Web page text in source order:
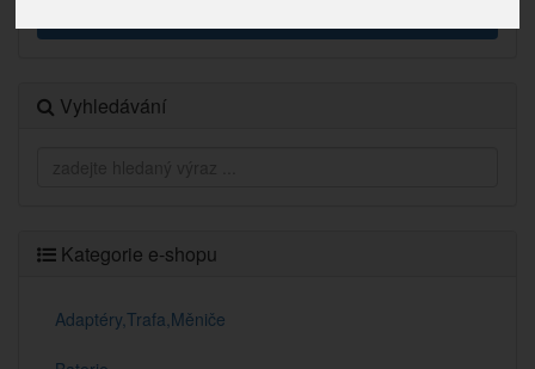
Vyhledávání
Kategorie e-shopu
Adaptéry,Trafa,Měniče